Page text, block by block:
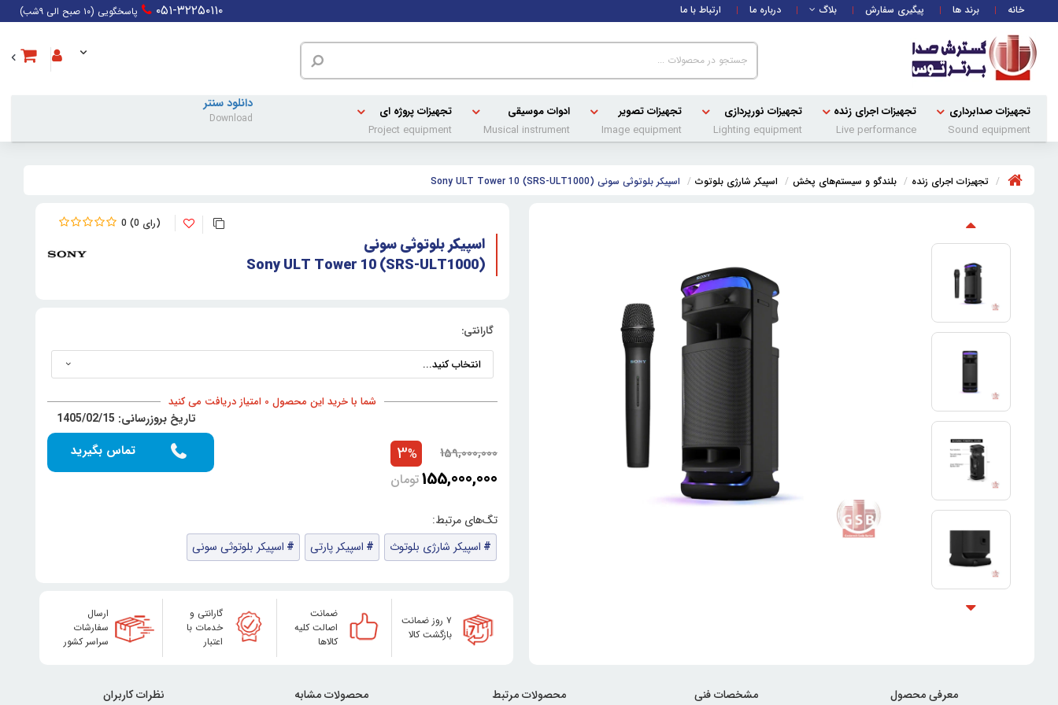
خانه برند ها پیگیری سفارش بلاگ درباره ما ارتباط با ما ۰۵۱-۳۲۲۵۰۱۱۰ پاسخگویی (۱۰ صبح الی ۹شب)
تجهیزات صدابرداری
Sound equipment
تجهیزات اجرای زنده
Live performance
تجهیزات نورپردازی
Lighting equipment
تجهیزات تصویر
Image equipment
ادوات موسیقی
Musical instrument
تجهیزات پروژه ای
Project equipment
دانلود سنتر
Download
تجهیزات اجرای زنده بلندگو و سیستم‌های پخش اسپیکر شارژی بلوتوث اسپیکر بلوتوثی سونی Sony ULT Tower 10 (SRS-ULT1000)
0 0
اسپیکر بلوتوثی سونی
Sony ULT Tower 10 (SRS-ULT1000)
گارانتی:
شما با خرید این محصول 0 امتیاز دریافت می کنید
159,000,000
155,000,000تومان
3% تماس بگیرید
تاریخ بروزرسانی: 1405/02/15
اسپیکر شارژی بلوتوث اسپیکر پارتی اسپیکر بلوتوثی سونی
۷ روز ضمانت
بازگشت کالا
ضمانت
اصالت کلیه
کالاها
گارانتی و
خدمات با
اعتبار
ارسال
سفارشات
سراسر کشور
معرفی محصول مشخصات فنی محصولات مرتبط محصولات مشابه نظرات کاربران